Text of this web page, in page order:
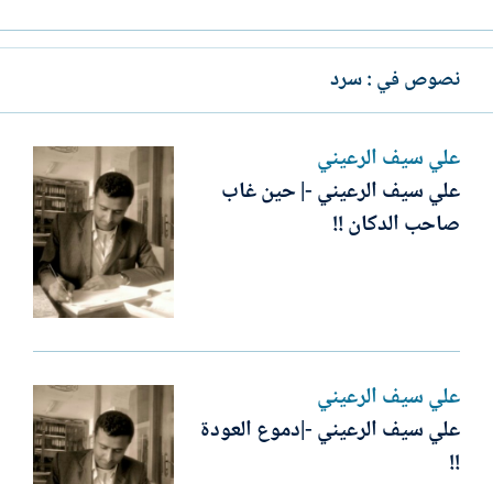
نصوص في : سرد
علي سيف الرعيني
علي سيف الرعيني -| حين غاب
صاحب الدكان !!
علي سيف الرعيني
علي سيف الرعيني -|دموع العودة
!!